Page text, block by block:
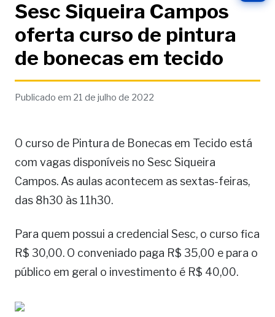
Sesc Siqueira Campos
oferta curso de pintura
de bonecas em tecido
Publicado em 21 de julho de 2022
O curso de Pintura de Bonecas em Tecido está
com vagas disponíveis no Sesc Siqueira
Campos. As aulas acontecem as sextas-feiras,
das 8h30 às 11h30.
Para quem possui a credencial Sesc, o curso fica
R$ 30,00. O conveniado paga R$ 35,00 e para o
público em geral o investimento é R$ 40,00.